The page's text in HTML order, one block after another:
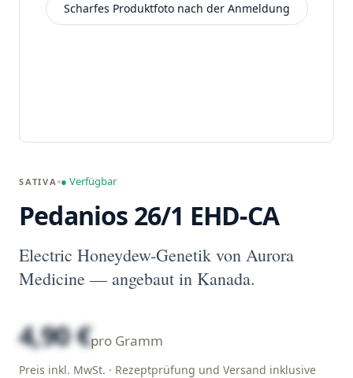
Scharfes Produktfoto nach der Anmeldung
SATIVA ● Verfügbar
Pedanios 26/1 EHD-CA
Electric Honeydew-Genetik von Aurora
Medicine — angebaut in Kanada.
4,90 €pro Gramm
Preis inkl. MwSt. · Rezeptprüfung und Versand inklusive